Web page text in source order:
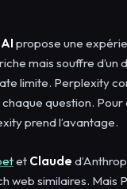
propose une
mais souffre d’un
limite. Perplexity
question.
prend l’avantage.
et Claude
web similaires. Mais